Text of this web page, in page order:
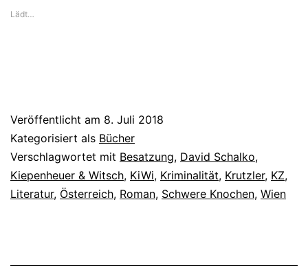
Lädt…
Veröffentlicht am 8. Juli 2018
Kategorisiert als Bücher
Verschlagwortet mit Besatzung, David Schalko,
Kiepenheuer & Witsch, KiWi, Kriminalität, Krutzler, KZ,
Literatur, Österreich, Roman, Schwere Knochen, Wien